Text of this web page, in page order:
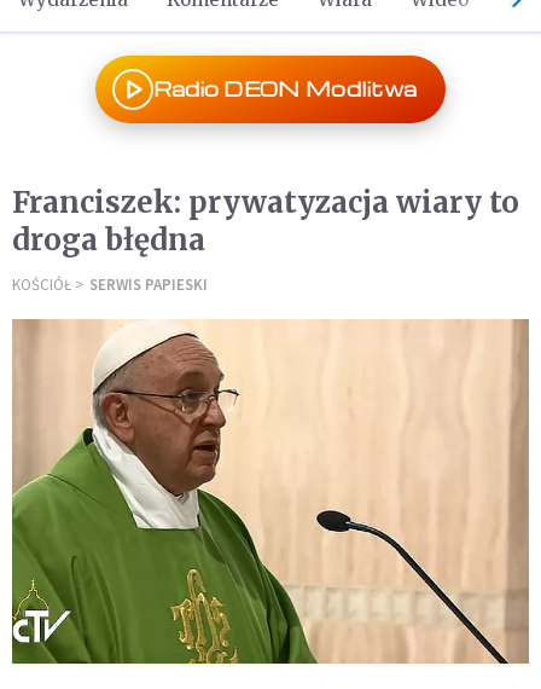
Radio DEON Modlitwa
Franciszek: prywatyzacja wiary to
droga błędna
KOŚCIÓŁ SERWIS PAPIESKI